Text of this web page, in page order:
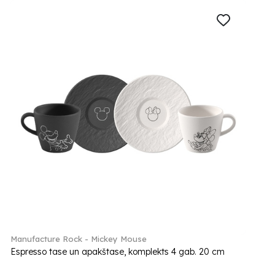
Manufacture Rock - Mickey Mouse
Espresso tase un apakštase, komplekts 4 gab. 20 cm